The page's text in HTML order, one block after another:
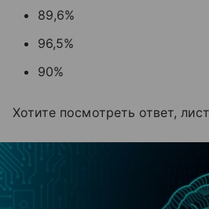
89,6%
96,5%
90%
Хотите посмотреть ответ,